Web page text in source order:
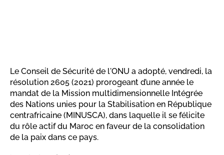
Le Conseil de Sécurité de l'ONU a adopté, vendredi, la
résolution 2605 (2021) prorogeant d’une année le
mandat de la Mission multidimensionnelle Intégrée
des Nations unies pour la Stabilisation en République
centrafricaine (MINUSCA), dans laquelle il se félicite
du rôle actif du Maroc en faveur de la consolidation
de la paix dans ce pays.